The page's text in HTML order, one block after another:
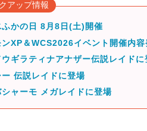
アップ情報
ふかの日 8月8日(土)開催
ンXP＆WCS2026イベント開催内
ウギラティナアナザー伝説レイド
ー 伝説レイドに登場
シャーモ メガレイドに登場